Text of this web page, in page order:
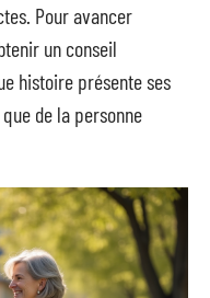
Pour avancer
un conseil
histoire présente ses
de la personne